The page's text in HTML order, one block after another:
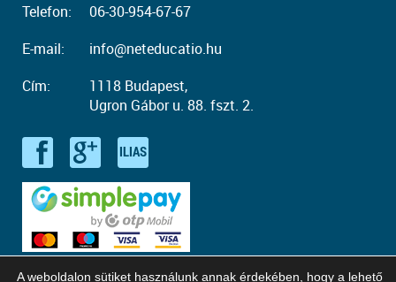
Telefon:
06-30-954-67-67
E-mail:
info@neteducatio.hu
Cím:
1118 Budapest,
Ugron Gábor u. 88. fszt. 2.
A weboldalon sütiket használunk annak érdekében, hogy a lehető